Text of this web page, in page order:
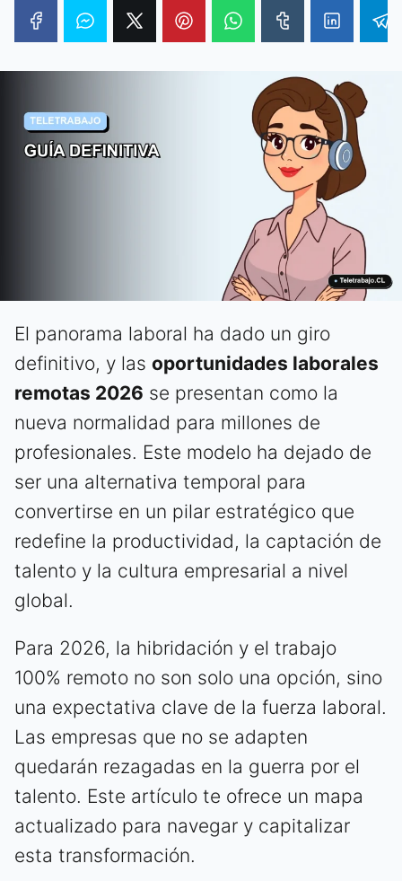
El panorama laboral ha dado un giro
definitivo, y las oportunidades laborales
remotas 2026 se presentan como la
nueva normalidad para millones de
profesionales. Este modelo ha dejado de
ser una alternativa temporal para
convertirse en un pilar estratégico que
redefine la productividad, la captación de
talento y la cultura empresarial a nivel
global.
Para 2026, la hibridación y el trabajo
100% remoto no son solo una opción, sino
una expectativa clave de la fuerza laboral.
Las empresas que no se adapten
quedarán rezagadas en la guerra por el
talento. Este artículo te ofrece un mapa
actualizado para navegar y capitalizar
esta transformación.